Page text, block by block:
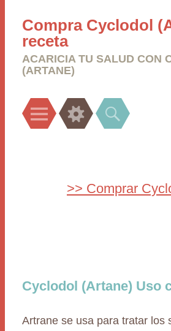
Compra Cyclodol
receta
ACARICIA TU SALUD CON
(ARTANE)
Menu Widgets Search
>> Comprar
Cyclodol (Artane) Uso
Artrane se usa para tratar los